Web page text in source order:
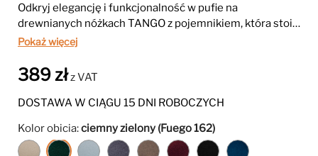
Odkryj elegancję i funkcjonalność w pufie na
drewnianych nóżkach TANGO z pojemnikiem, która stoi
na drewnianych nóżkach i oferuje miejsce do
Pokaż więcej
389 złz VAT
DOSTAWA W CIĄGU 15 DNI ROBOCZYCH
Kolor obicia:ciemny zielony (Fuego 162)
beżowyciemnyniebiesko-granatowybrązowyciemnyczarny granatowy